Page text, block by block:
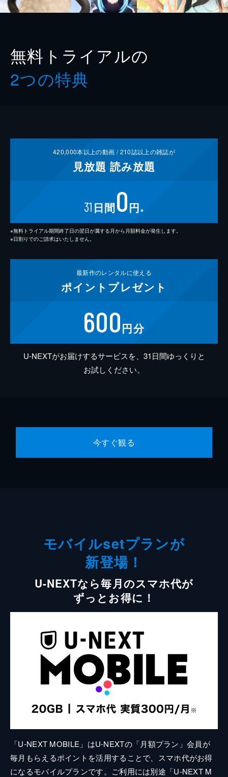
無料トライアルの
2つの特典
420,000本以上の動画 /210誌以上の雑誌が
見放題 読み放題
31 日間0円 ※
※無料トライアル期間終了日の翌日が属する月から月額料金が発生します。
※日割りでのご請求はいたしません。
最新作のレンタルに使える
ポイント プレゼント
600円分
U-NEXTがお届けするサービスを、31日間ゆっくりと
お試しください。
今すぐ観る
モバイルsetプランが
新登場！
U-NEXTなら毎月のスマホ代が
ずっとお得に！
「U-NEXT MOBILE」はU-NEXTの「月額プラン」会員が
毎月もらえるポイントを活用することで、スマホ代がお得
になるモバイルプランです。ご利用には別途「U-NEXT M